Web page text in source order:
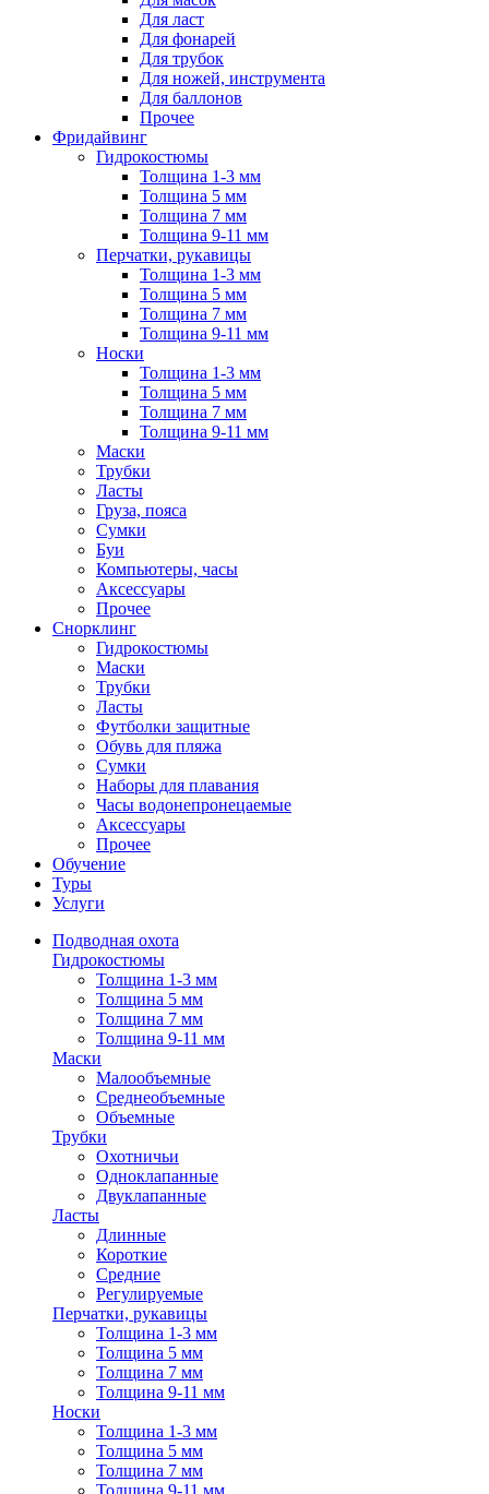
Для ласт
Для фонарей
Для трубок
Для ножей, инструмента
Для баллонов
Прочее
Фридайвинг
Гидрокостюмы
Толщина 1-3 мм
Толщина 5 мм
Толщина 7 мм
Толщина 9-11 мм
Перчатки, рукавицы
Толщина 1-3 мм
Толщина 5 мм
Толщина 7 мм
Толщина 9-11 мм
Носки
Толщина 1-3 мм
Толщина 5 мм
Толщина 7 мм
Толщина 9-11 мм
Маски
Трубки
Ласты
Груза, пояса
Сумки
Буи
Компьютеры, часы
Аксессуары
Прочее
Снорклинг
Гидрокостюмы
Маски
Трубки
Ласты
Футболки защитные
Обувь для пляжа
Сумки
Наборы для плавания
Часы водонепронецаемые
Аксессуары
Прочее
Обучение
Туры
Услуги
Подводная охота
Гидрокостюмы
Толщина 1-3 мм
Толщина 5 мм
Толщина 7 мм
Толщина 9-11 мм
Маски
Малообъемные
Среднеобъемные
Объемные
Трубки
Охотничьи
Одноклапанные
Двуклапанные
Ласты
Длинные
Короткие
Средние
Регулируемые
Перчатки, рукавицы
Толщина 1-3 мм
Толщина 5 мм
Толщина 7 мм
Толщина 9-11 мм
Носки
Толщина 1-3 мм
Толщина 5 мм
Толщина 7 мм
Толщина 9-11 мм